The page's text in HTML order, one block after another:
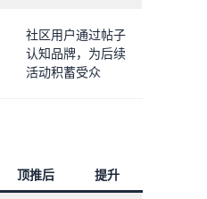
社区用户通过帖子
认知品牌，为后续
活动积蓄受众
顶推后 提升